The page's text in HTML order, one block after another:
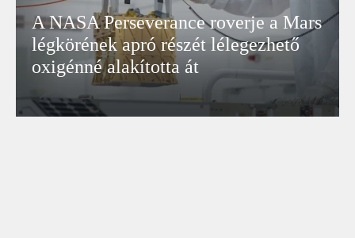
A NASA Perseverance roverje a Mars
légkörének apró részét lélegezhető
oxigénné alakította át